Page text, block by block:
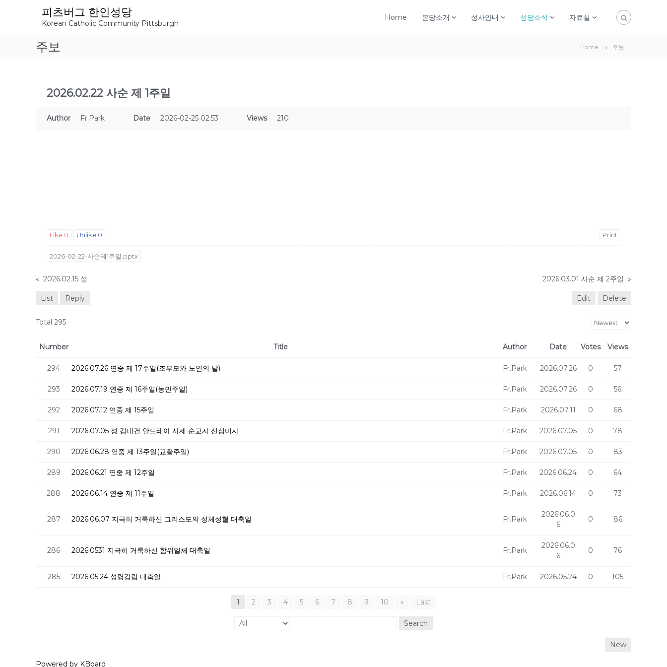
피츠버그 한인성당
Korean Catholic Community Pittsburgh
Home 본당소개 성사안내 성당소식 자료실
주보 Home 주보
2026.02.22 사순 제 1주일
Author Fr.Park Date 2026-02-25 02:53 Views 210
Like 0 Unlike 0 Print
2026-02-22-사순제1주일.pptx
« 2026.02.15 설 2026.03.01 사순 제 2주일 »
List Reply Edit Delete
Total 295
Number Title Author Date Votes Views
294 2026.07.26 연중 제 17주일(조부모와 노인의 날) Fr.Park 2026.07.26 0 57
293 2026.07.19 연중 제 16주일(농민주일) Fr.Park 2026.07.26 0 56
292 2026.07.12 연중 제 15주일 Fr.Park 2026.07.11 0 68
291 2026.07.05 성 김대건 안드레아 사제 순교자 신심미사 Fr.Park 2026.07.05 0 78
290 2026.06.28 연중 제 13주일(교황주일) Fr.Park 2026.07.05 0 83
289 2026.06.21 연중 제 12주일 Fr.Park 2026.06.24 0 64
288 2026.06.14 연중 제 11주일 Fr.Park 2026.06.14 0 73
287 2026.06.07 지극히 거룩하신 그리스도의 성체성혈 대축일 Fr.Park
2026.06.0
6
0 86
286 2026.0531 지극히 거룩하신 함위일체 대축일 Fr.Park
2026.06.0
6
0 76
285 2026.05.24 성령강림 대축일 Fr.Park 2026.05.24 0 105
1 2 3 4 5 6 7 8 9 10 » Last
Search
New
Powered by KBoard